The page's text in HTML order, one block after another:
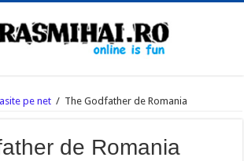
pe net / The Godfather de Romania
de Romania